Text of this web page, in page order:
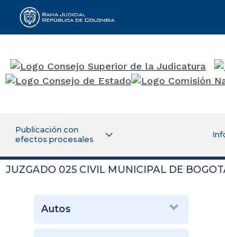
Rama Judicial
Publicación con
efectos procesales
JUZGADO 025 CIVIL MUNICIPAL DE
Autos